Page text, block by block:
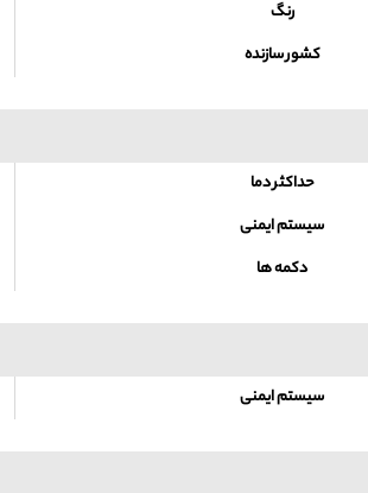
رنگ
کشور سازنده
حداکثر دما
سیستم ایمنی
دکمه ها
سیستم ایمنی